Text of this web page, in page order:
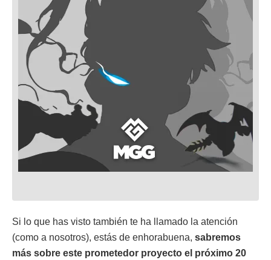
Si lo que has visto también te ha llamado la atención
(como a nosotros), estás de enhorabuena, sabremos
más sobre este prometedor proyecto el próximo 20